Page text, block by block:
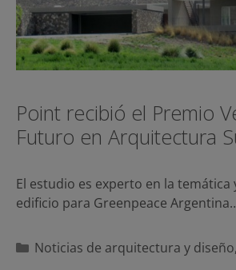
Point recibió el Premio
Futuro en Arquitectura
El estudio es experto en la temática
edificio para Greenpeace
Categorías
Noticias de arquitectura y diseño,